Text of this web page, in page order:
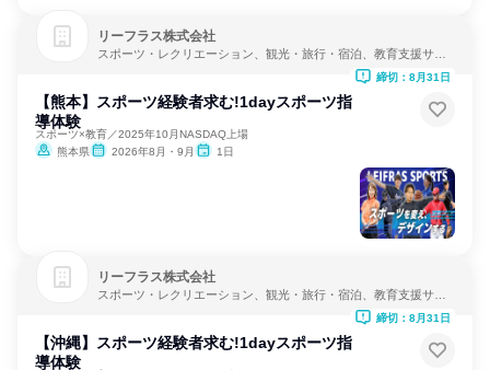
リーフラス株式会社
スポーツ・レクリエーション、観光・旅行・宿泊、教育支援サー
【熊本】スポーツ経験者求む!1dayスポーツ指
導体験
スポーツ×教育／2025年10月NASDAQ上場
熊本県
2026年8月・9月 1日
締切：8月31日
リーフラス株式会社
スポーツ・レクリエーション、観光・旅行・宿泊、教育支援サー
【沖縄】スポーツ経験者求む!1dayスポーツ指
導体験
締切：8月31日